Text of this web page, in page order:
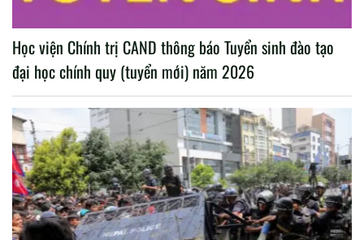
Học viện Chính trị CAND thông báo Tuyển sinh đào tạo
đại học chính quy (tuyển mới) năm 2026